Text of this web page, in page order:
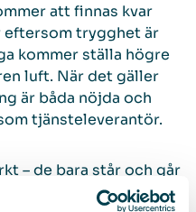
att finnas kvar
eftersom trygghet är
kommer ställa högre
luft. När det gäller
är båda nöjda och
tjänsteleverantör.
– de bara står och går
är enkelt och